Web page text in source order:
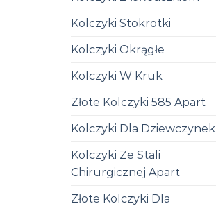
Kolczyki Stokrotki
Kolczyki Okrągłe
Kolczyki W Kruk
Złote Kolczyki 585 Apart
Kolczyki Dla Dziewczynek
Kolczyki Ze Stali
Chirurgicznej Apart
Złote Kolczyki Dla